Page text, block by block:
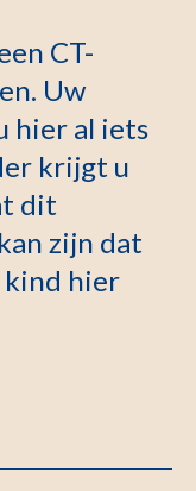
CT-
Uw
hier al iets
krijgt u
dit
zijn dat
kind hier